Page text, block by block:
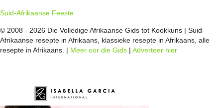
Suid-Afrikaanse Feeste
© 2008 - 2026 Die Volledige Afrikaanse Gids tot Kookkuns | Suid-
Afrikaanse resepte in Afrikaans, klassieke resepte in Afrikaans, alle
resepte in Afrikaans. | Meer oor die Gids | Adverteer hier